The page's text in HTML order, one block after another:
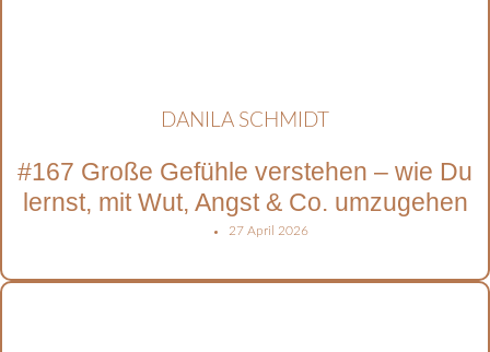
DANILA SCHMIDT
#167 Große Gefühle verstehen – wie Du
lernst, mit Wut, Angst & Co. umzugehen
27 April 2026